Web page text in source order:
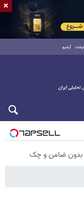
آرشیو
×